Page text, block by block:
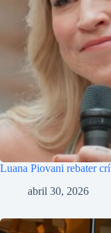
Luana Piovani rebater
abril 30, 2026